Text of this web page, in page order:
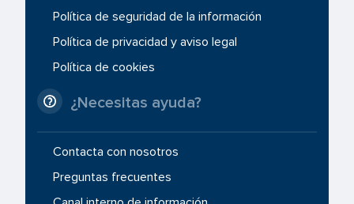
Política de seguridad de la información
Política de privacidad y aviso legal
Política de cookies
¿Necesitas ayuda?
Contacta con nosotros
Preguntas frecuentes